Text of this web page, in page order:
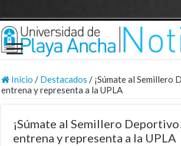
Inicio / Destacados / ¡Súmate al Semillero
entrena y representa a la UPLA
¡Súmate al Semillero
entrena y representa a la UPLA